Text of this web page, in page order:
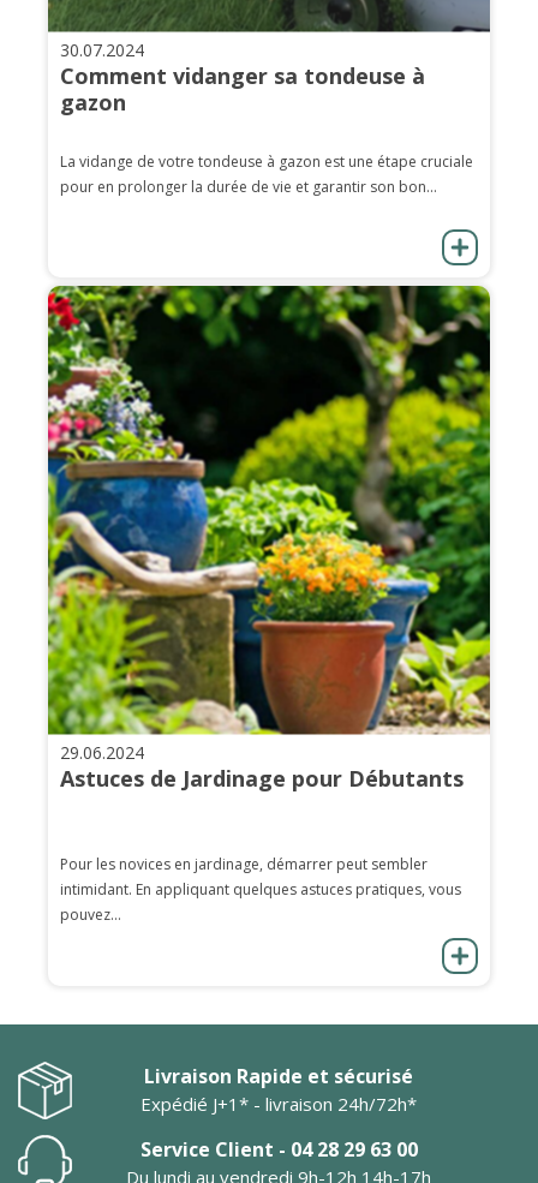
30.07.2024
Comment vidanger sa tondeuse à
gazon
La vidange de votre tondeuse à gazon est une étape cruciale
pour en prolonger la durée de vie et garantir son bon...
29.06.2024
Astuces de Jardinage pour Débutants
Pour les novices en jardinage, démarrer peut sembler
intimidant. En appliquant quelques astuces pratiques, vous
pouvez...
Livraison Rapide et sécurisé
Expédié J+1* - livraison 24h/72h*
Service Client - 04 28 29 63 00
Du lundi au vendredi 9h-12h 14h-17h